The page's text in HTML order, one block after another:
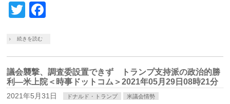
Twitter
続きを読む
議会襲撃、調査委設置できず トランプ支持派の政治的勝
利―米上院＜時事ドットコム＞2021年05月29日08時21分
2021年5月31日 ドナルド・トランプ 米議会情勢